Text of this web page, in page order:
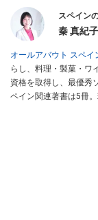
スペイン
秦 真紀子
オールアバウト スペイ
らし、料理・製菓・ワ
資格を取得し、最優秀
ペイン関連著書は5冊